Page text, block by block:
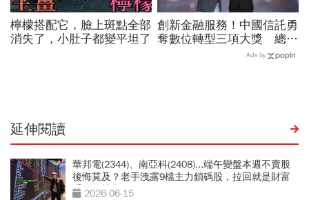
檸檬搭配它，臉上斑點全部
消失了，小肚子都變平坦了
創新金融服務！中國信託勇
奪數位轉型三項大獎 總經
理陳佳文獲「數位轉型領
Ads by
延伸閱讀
華邦電(2344)、南亞科(2408)...端午變盤本週不賣股
後悔莫及？老手洩露9檔主力鎖碼股，拉回就是財富
重分配機會
2026-06-15